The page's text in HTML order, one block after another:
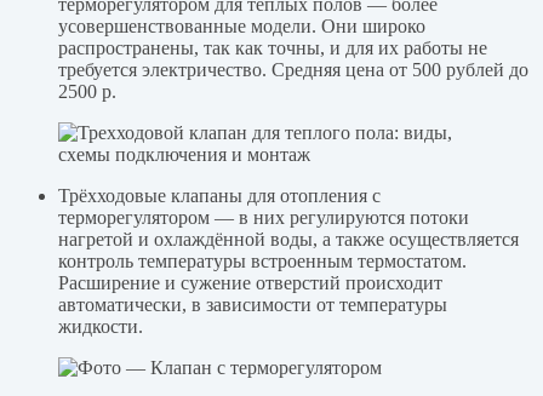
терморегулятором для тёплых полов — более
усовершенствованные модели. Они широко
распространены, так как точны, и для их работы не
требуется электричество. Средняя цена от 500 рублей до
2500 р.
Трёхходовые клапаны для отопления с
терморегулятором — в них регулируются потоки
нагретой и охлаждённой воды, а также осуществляется
контроль температуры встроенным термостатом.
Расширение и сужение отверстий происходит
автоматически, в зависимости от температуры
жидкости.